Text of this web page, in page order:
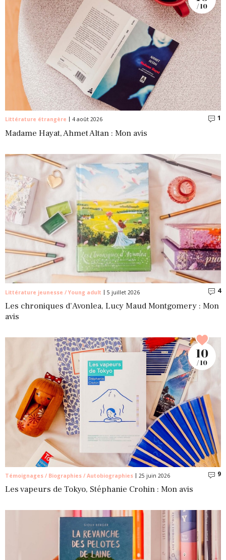
Littérature étrangère 4 août 2026 1
Madame Hayat, Ahmet Altan : Mon avis
/ 10
Littérature jeunesse / Young adult 5 juillet 2026 4
Les chroniques d’Avonlea, Lucy Maud Montgomery : Mon
avis
Témoignages / Biographies / Autobiographies 25 juin 2026 9
Les vapeurs de Tokyo, Stéphanie Crohin : Mon avis
10
/ 10